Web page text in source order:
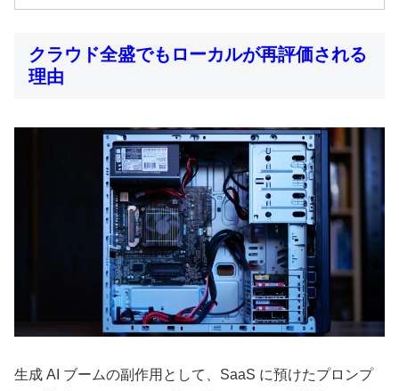
クラウド全盛でもローカルが再評価される
理由
生成 AI ブームの副作用として、SaaS に預けたプロンプ